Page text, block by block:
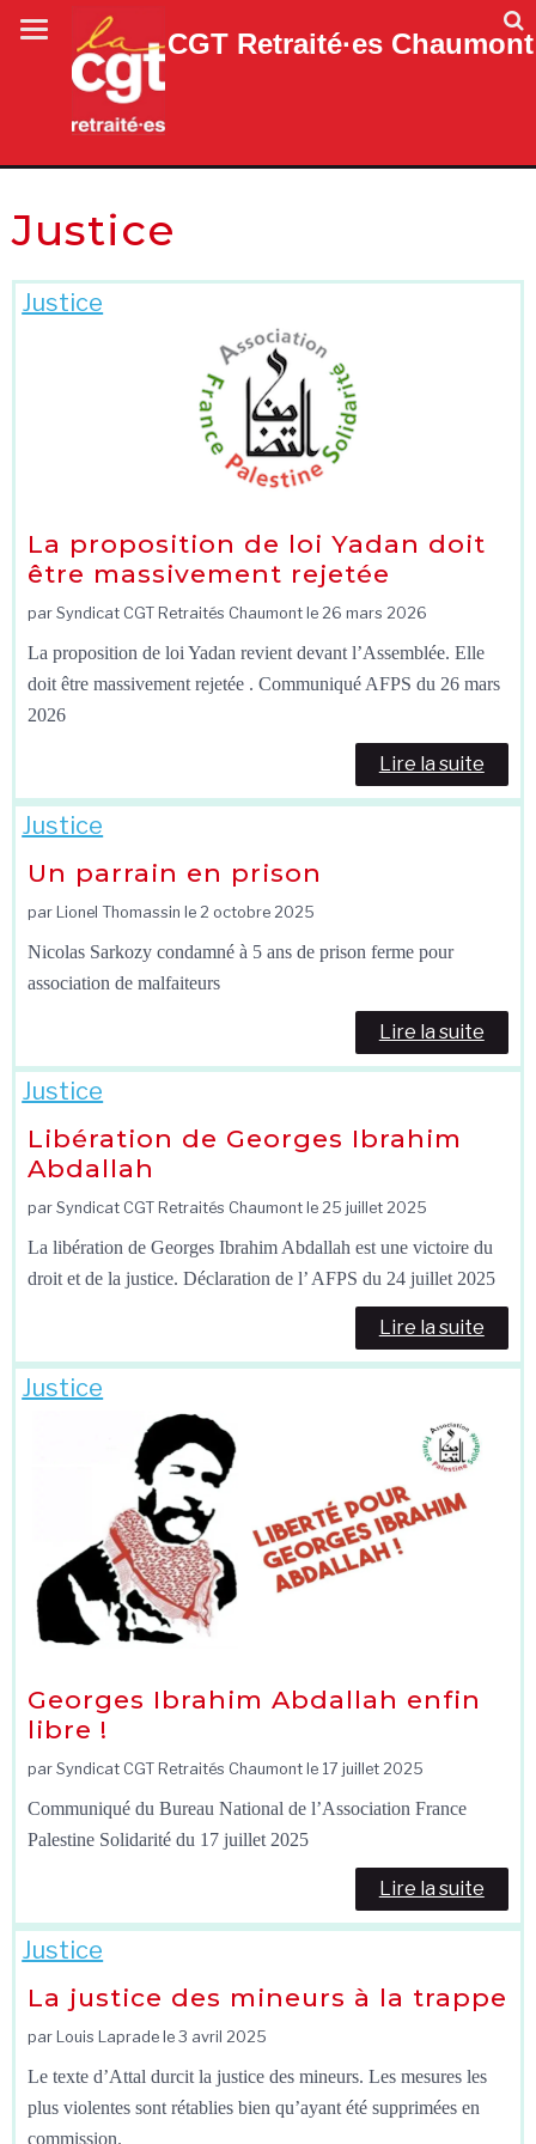
CGT Retraité·es Chaumont
Justice
Justice
La proposition de loi Yadan doit
être massivement rejetée
par Syndicat CGT Retraités Chaumont le 26 mars 2026
La proposition de loi Yadan revient devant l’Assemblée. Elle
doit être massivement rejetée . Communiqué AFPS du 26 mars
2026
Lire la suite
Justice
Un parrain en prison
par Lionel Thomassin le 2 octobre 2025
Nicolas Sarkozy condamné à 5 ans de prison ferme pour
association de malfaiteurs
Lire la suite
Justice
Libération de Georges Ibrahim
Abdallah
par Syndicat CGT Retraités Chaumont le 25 juillet 2025
La libération de Georges Ibrahim Abdallah est une victoire du
droit et de la justice. Déclaration de l’ AFPS du 24 juillet 2025
Lire la suite
Justice
Georges Ibrahim Abdallah enfin
libre !
par Syndicat CGT Retraités Chaumont le 17 juillet 2025
Communiqué du Bureau National de l’Association France
Palestine Solidarité du 17 juillet 2025
Lire la suite
Justice
La justice des mineurs à la trappe
par Louis Laprade le3 avril 2025
Le texte d’Attal durcit la justice des mineurs. Les mesures les
plus violentes sont rétablies bien qu’ayant été supprimées en
commission.